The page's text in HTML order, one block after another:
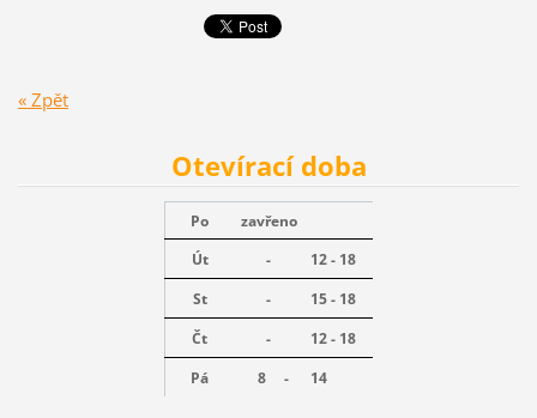
« Zpět
Otevírací doba
Po
zavřeno
Út
-
12 - 18
St
-
15 - 18
Čt
-
12 - 18
Pá
8 - 14